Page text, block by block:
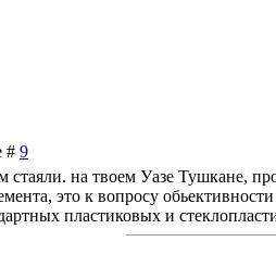
# 9
стаяли. на твоем Уазе Тушкане,
это к вопросу
пластиковых и